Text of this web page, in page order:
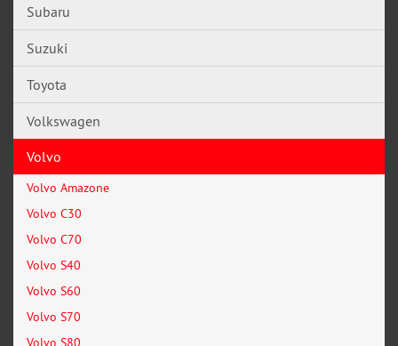
Subaru
Suzuki
Toyota
Volkswagen
Volvo
Volvo Amazone
Volvo C30
Volvo C70
Volvo S40
Volvo S60
Volvo S70
Volvo S80